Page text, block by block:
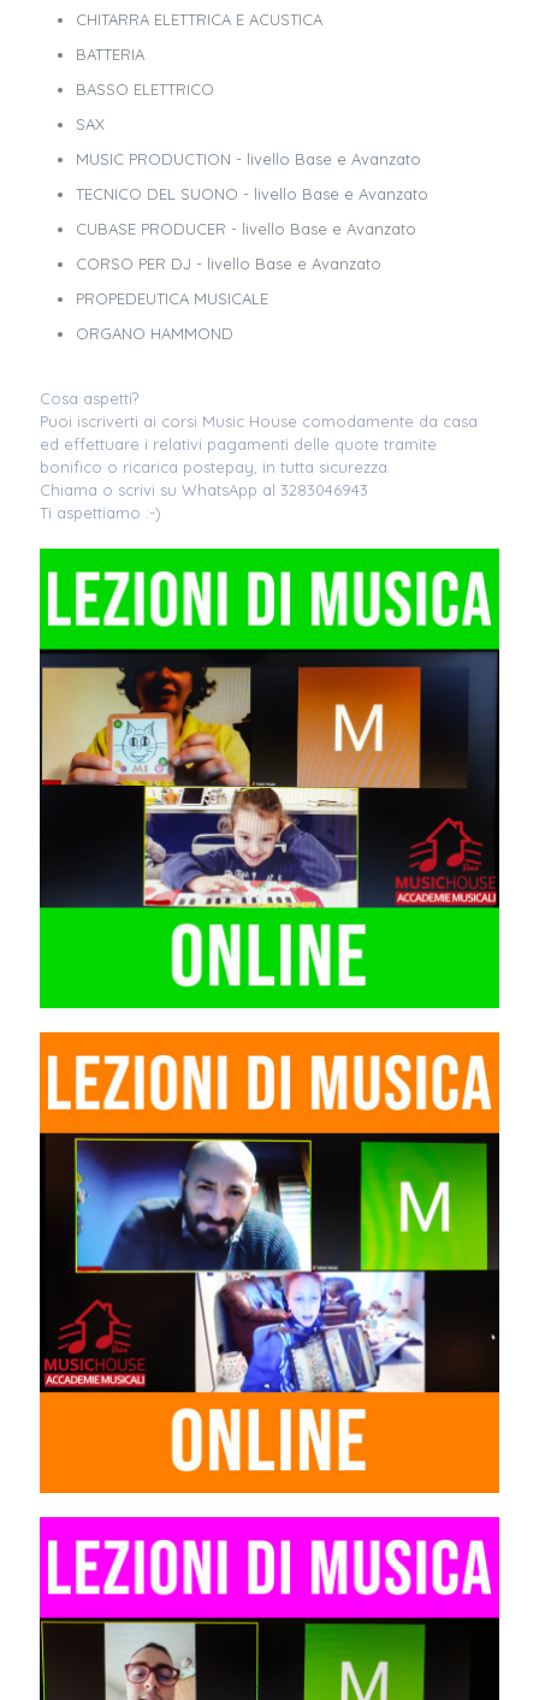
CHITARRA ELETTRICA E ACUSTICA
BATTERIA
BASSO ELETTRICO
SAX
MUSIC PRODUCTION - livello Base e Avanzato
TECNICO DEL SUONO - livello Base e Avanzato
CUBASE PRODUCER - livello Base e Avanzato
CORSO PER DJ - livello Base e Avanzato
PROPEDEUTICA MUSICALE
ORGANO HAMMOND
Cosa aspetti?
Puoi iscriverti ai corsi Music House comodamente da casa
ed effettuare i relativi pagamenti delle quote tramite
bonifico o ricarica postepay, in tutta sicurezza.
Chiama o scrivi su WhatsApp al 3283046943
Ti aspettiamo :-)